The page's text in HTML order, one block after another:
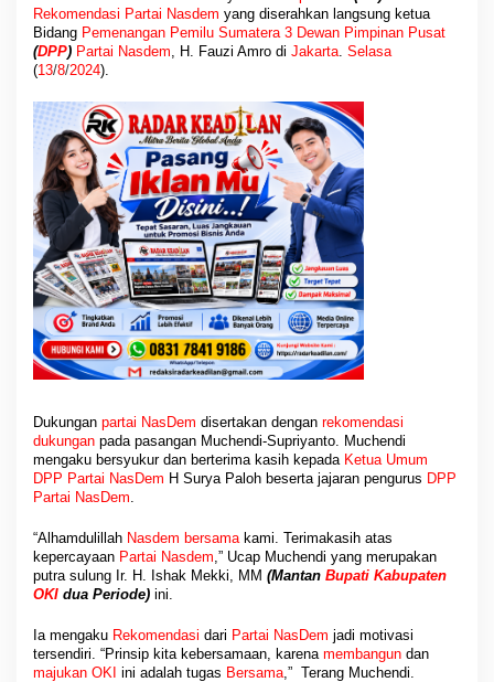
Rekomendasi Partai Nasdem yang diserahkan langsung ketua
Bidang Pemenangan Pemilu Sumatera 3 Dewan Pimpinan Pusat
(DPP) Partai Nasdem, H. Fauzi Amro di Jakarta. Selasa
(13/8/2024).
Dukungan partai NasDem disertakan dengan rekomendasi
dukungan pada pasangan Muchendi-Supriyanto. Muchendi
mengaku bersyukur dan berterima kasih kepada Ketua Umum
DPP Partai NasDem H Surya Paloh beserta jajaran pengurus DPP
Partai NasDem
“Alhamdulillah Nasdem bersama kami. Terimakasih atas
kepercayaan Partai Nasdem ,” Ucap Muchendi yang merupakan
putra sulung Ir. H. Ishak Mekki, MM (Mantan Bupati Kabupaten
OKI dua Periode) ini.
Ia mengaku Rekomendasi dari Partai NasDem jadi motivasi
tersendiri. “Prinsip kita kebersamaan, karena membangun dan
majukan OKI ini adalah tugas Bersama ,” Terang Muchendi.